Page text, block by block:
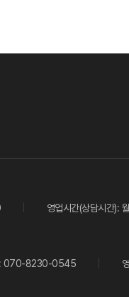
영업시간(상담시간):
: 070-8230-0545